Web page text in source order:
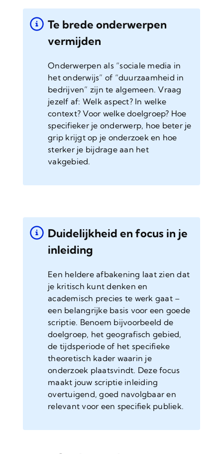
Te brede onderwerpen
vermijden
Onderwerpen als “sociale media in
het onderwijs” of “duurzaamheid in
bedrijven” zijn te algemeen. Vraag
jezelf af: Welk aspect? In welke
context? Voor welke doelgroep? Hoe
specifieker je onderwerp, hoe beter je
grip krijgt op je onderzoek en hoe
sterker je bijdrage aan het
vakgebied.
Duidelijkheid en focus in je
inleiding
Een heldere afbakening laat zien dat
je kritisch kunt denken en
academisch precies te werk gaat –
een belangrijke basis voor een goede
scriptie. Benoem bijvoorbeeld de
doelgroep, het geografisch gebied,
de tijdsperiode of het specifieke
theoretisch kader waarin je
onderzoek plaatsvindt. Deze focus
maakt jouw scriptie inleiding
overtuigend, goed navolgbaar en
relevant voor een specifiek publiek.